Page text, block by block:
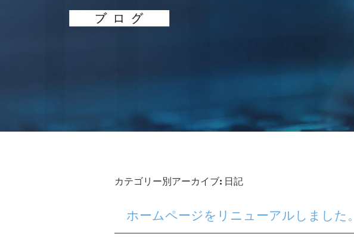
カテゴリー別アーカイブ: 日記
ホームページをリニューアルしました。